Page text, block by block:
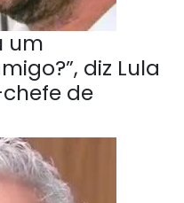
um
diz Lula
de